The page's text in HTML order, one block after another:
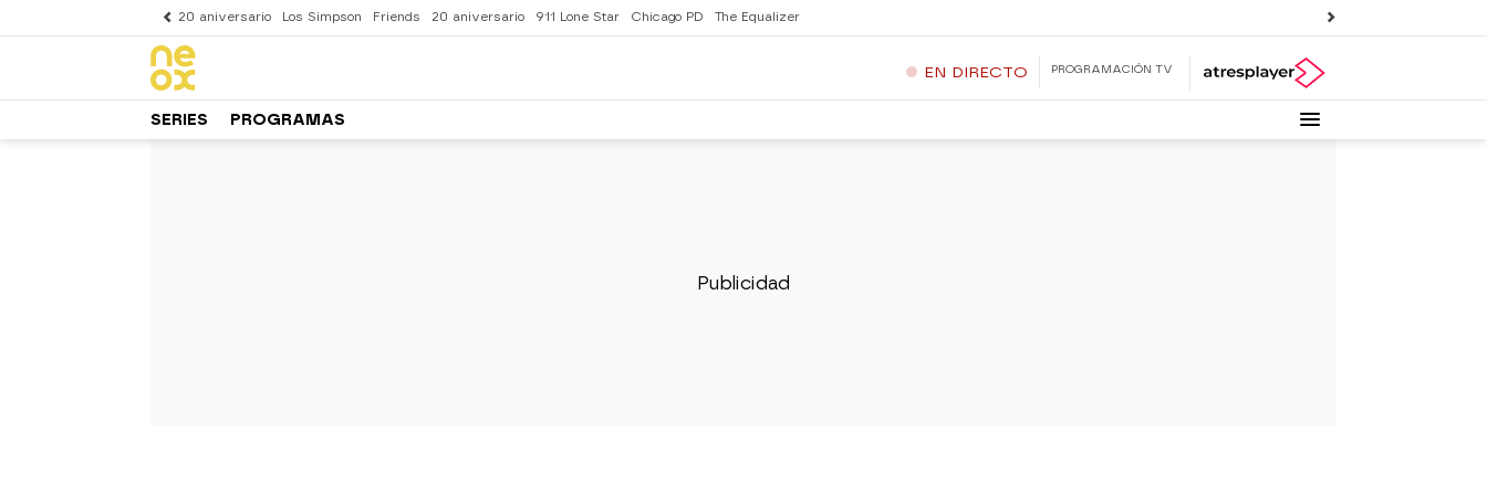
20 aniversario Los Simpson Friends 20 aniversario 911 Lone Star Chicago PD The Equalizer
EN DIRECTO PROGRAMACIÓN TV
SERIES PROGRAMAS